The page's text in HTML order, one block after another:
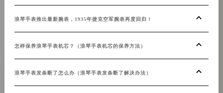
浪琴手表推出最新腕表，1935年捷克空军腕表再度回归！
怎样保养浪琴手表机芯？（浪琴手表机芯的保养方法）
浪琴手表发条断了怎么办（浪琴手表发条断了解决办法）